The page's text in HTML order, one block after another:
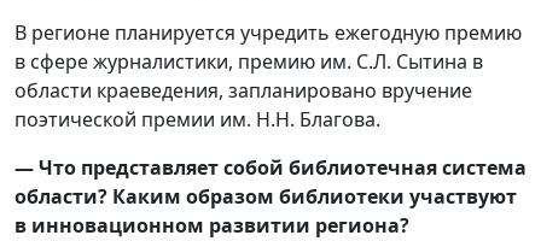
В регионе планируется учредить ежегодную премию
в сфере журналистики, премию им. С.Л. Сытина в
области краеведения, запланировано вручение
поэтической премии им. Н.Н. Благова.
— Что представляет собой библиотечная система
области? Каким образом библиотеки участвуют
в инновационном развитии региона?